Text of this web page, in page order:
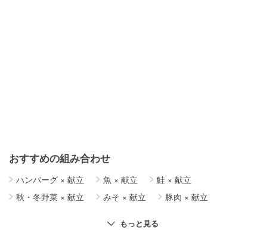
おすすめの組み合わせ
ハンバーグ × 献立 魚 × 献立 鮭 × 献立
秋・冬野菜 × 献立 みそ × 献立 豚肉 × 献立
もっと見る